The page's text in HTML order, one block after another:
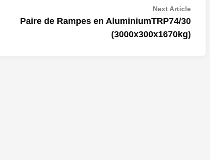
Next ArticleNext
article:
Paire de Rampes en AluminiumTRP74/30
(3000x300x1670kg)